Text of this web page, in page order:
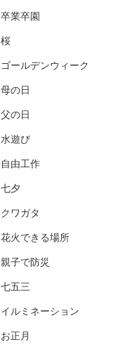
卒業卒園
桜
ゴールデンウィーク
母の日
父の日
水遊び
自由工作
七夕
クワガタ
花火できる場所
親子で防災
七五三
イルミネーション
お正月